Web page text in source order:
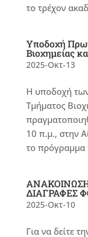
το τρέχον
Υποδοχή
Βιοχημείας
2025-Οκτ-13
Η υποδοχή
Τμήματος
10 π.μ., στην
το πρόγραμμα
ΔΙΑΓΡΑΦΕΣ
2025-Οκτ-10
Για να δείτε